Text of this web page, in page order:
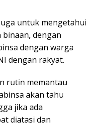
untuk mengetahui
dengan
dengan warga
dengan rakyat.
rutin memantau
akan tahu
jika ada
diatasi dan